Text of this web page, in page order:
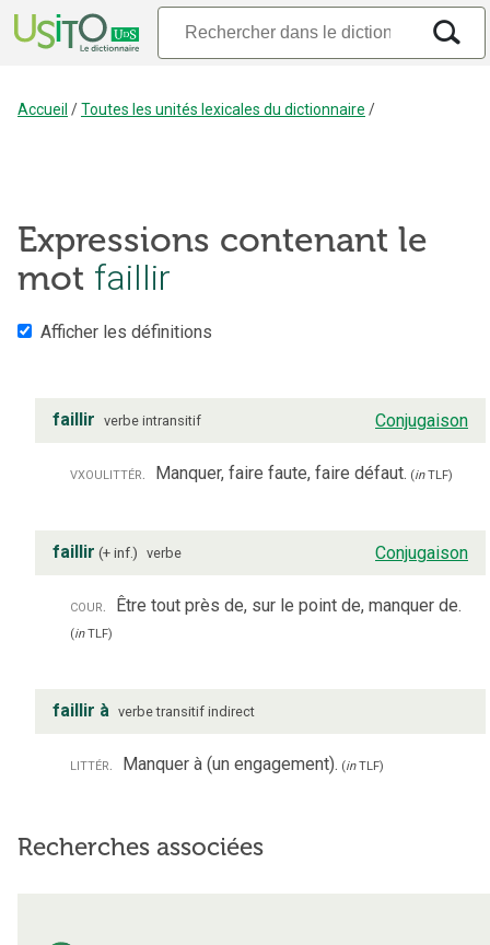
Accueil /Toutes les unités lexicales du dictionnaire /
Expressions contenant le
mot faillir
Afficher les définitions
faillir verbe intransitif Conjugaison
vxoulittér. Manquer, faire faute, faire défaut. (inTLF)
faillir + inf. verbe Conjugaison
cour. Être tout près de, sur le point de, manquer de.
(inTLF)
faillir à verbe transitif indirect
littér. Manquer à (un engagement). (inTLF)
Recherches associées